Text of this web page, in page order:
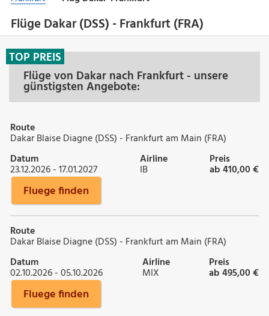
Flüge Dakar (DSS) - Frankfurt (FRA)
Flüge von Dakar nach Frankfurt - unsere
günstigsten Angebote:
TOP PREIS
Route
Dakar Blaise Diagne (DSS) - Frankfurt am Main (FRA)
Datum
23.12.2026 - 17.01.2027
Airline
IB
Preis
ab 410,00 €
Fluege finden
Route
Dakar Blaise Diagne (DSS) - Frankfurt am Main (FRA)
Datum
02.10.2026 - 05.10.2026
Airline
MIX
Preis
ab 495,00 €
Fluege finden